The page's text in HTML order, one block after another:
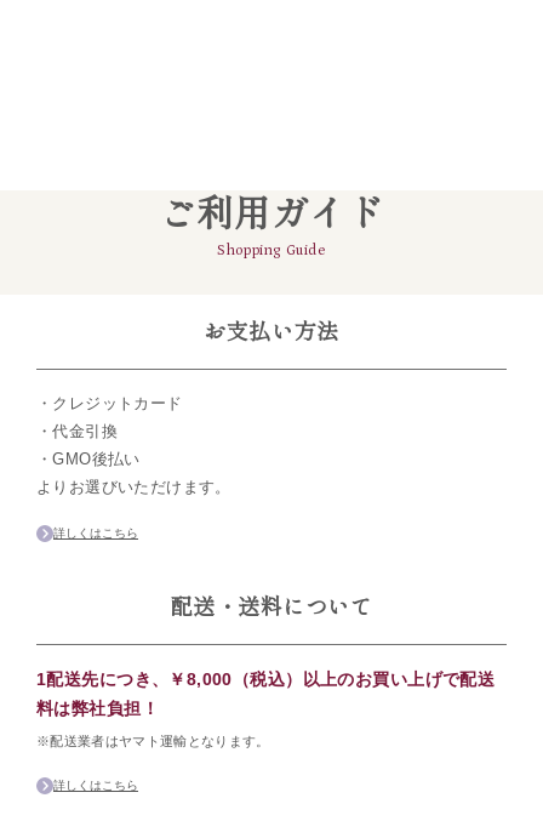
ご利用ガイド
Shopping Guide
お支払い方法
・クレジットカード
・代金引換
・GMO後払い
よりお選びいただけます。
詳しくはこちら
配送・送料について
1配送先につき、￥8,000（税込）以上のお買い上げで配送
料は弊社負担！
※配送業者はヤマト運輸となります。
詳しくはこちら